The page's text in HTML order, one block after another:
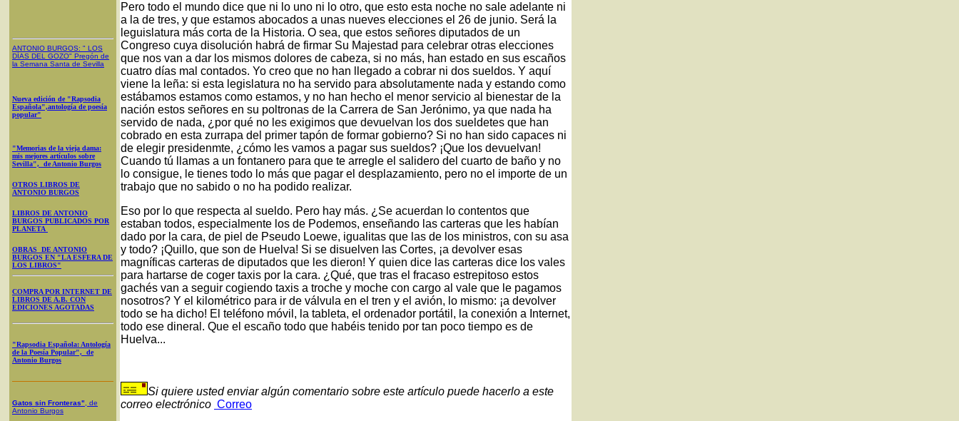
ANTONIO BURGOS: " LOS
DÍAS DEL GOZO" Pregón de
la Semana Santa de Sevilla
Nueva edición de "Rapsodia
Española",antología de poesía
popular"
"Memorias de la vieja dama:
mis mejores artículos sobre
Sevilla", de Antonio Burgos
OTROS LIBROS DE
ANTONIO BURGOS
LIBROS DE ANTONIO
BURGOS PUBLICADOS POR
PLANETA
OBRAS DE ANTONIO
BURGOS EN "LA ESFERA DE
LOS LIBROS"
COMPRA POR INTERNET DE
LIBROS DE A.B. CON
EDICIONES AGOTADAS
"Rapsodia Española: Antología
de la Poesía Popular", de
Antonio Burgos
Gatos sin Fronteras" , de
Antonio Burgos
Pero todo el mundo dice que ni lo uno ni lo otro, que esto esta noche no sale adelante ni
a la de tres, y que estamos abocados a unas nueves elecciones el 26 de junio. Será la
leguislatura más corta de la Historia. O sea, que estos señores diputados de un
Congreso cuya disolución habrá de firmar Su Majestad para celebrar otras elecciones
que nos van a dar los mismos dolores de cabeza, si no más, han estado en sus escaños
cuatro días mal contados. Yo creo que no han llegado a cobrar ni dos sueldos. Y aquí
viene la leña: si esta legislatura no ha servido para absolutamente nada y estando como
estábamos estamos como estamos, y no han hecho el menor servicio al bienestar de la
nación estos señores en su poltronas de la Carrera de San Jerónimo, ya que nada ha
servido de nada, ¿por qué no les exigimos que devuelvan los dos sueldetes que han
cobrado en esta zurrapa del primer tapón de formar gobierno? Si no han sido capaces ni
de elegir presidenmte, ¿cómo les vamos a pagar sus sueldos? ¡Que los devuelvan!
Cuando tú llamas a un fontanero para que te arregle el salidero del cuarto de baño y no
lo consigue, le tienes todo lo más que pagar el desplazamiento, pero no el importe de un
trabajo que no sabido o no ha podido realizar.
Eso por lo que respecta al sueldo. Pero hay más. ¿Se acuerdan lo contentos que
estaban todos, especialmente los de Podemos, enseñando las carteras que les habían
dado por la cara, de piel de Pseudo Loewe, igualitas que las de los ministros, con su asa
y todo? ¡Quillo, que son de Huelva! Si se disuelven las Cortes, ¡a devolver esas
magníficas carteras de diputados que les dieron! Y quien dice las carteras dice los vales
para hartarse de coger taxis por la cara. ¿Qué, que tras el fracaso estrepitoso estos
gachés van a seguir cogiendo taxis a troche y moche con cargo al vale que le pagamos
nosotros? Y el kilométrico para ir de válvula en el tren y el avión, lo mismo: ¡a devolver
todo se ha dicho! El teléfono móvil, la tableta, el ordenador portátil, la conexión a Internet,
todo ese dineral. Que el escaño todo que habéis tenido por tan poco tiempo es de
Huelva...
Si quiere usted enviar algún comentario sobre este artículo puede hacerlo a este
correo electrónico Correo